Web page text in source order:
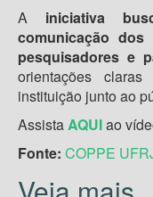
A iniciativa
comunicação dos
pesquisadores e
orientações
instituição junto ao
Assista AQUIao
Fonte: COPPE